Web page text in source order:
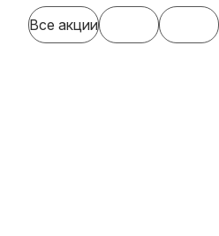
Все акции